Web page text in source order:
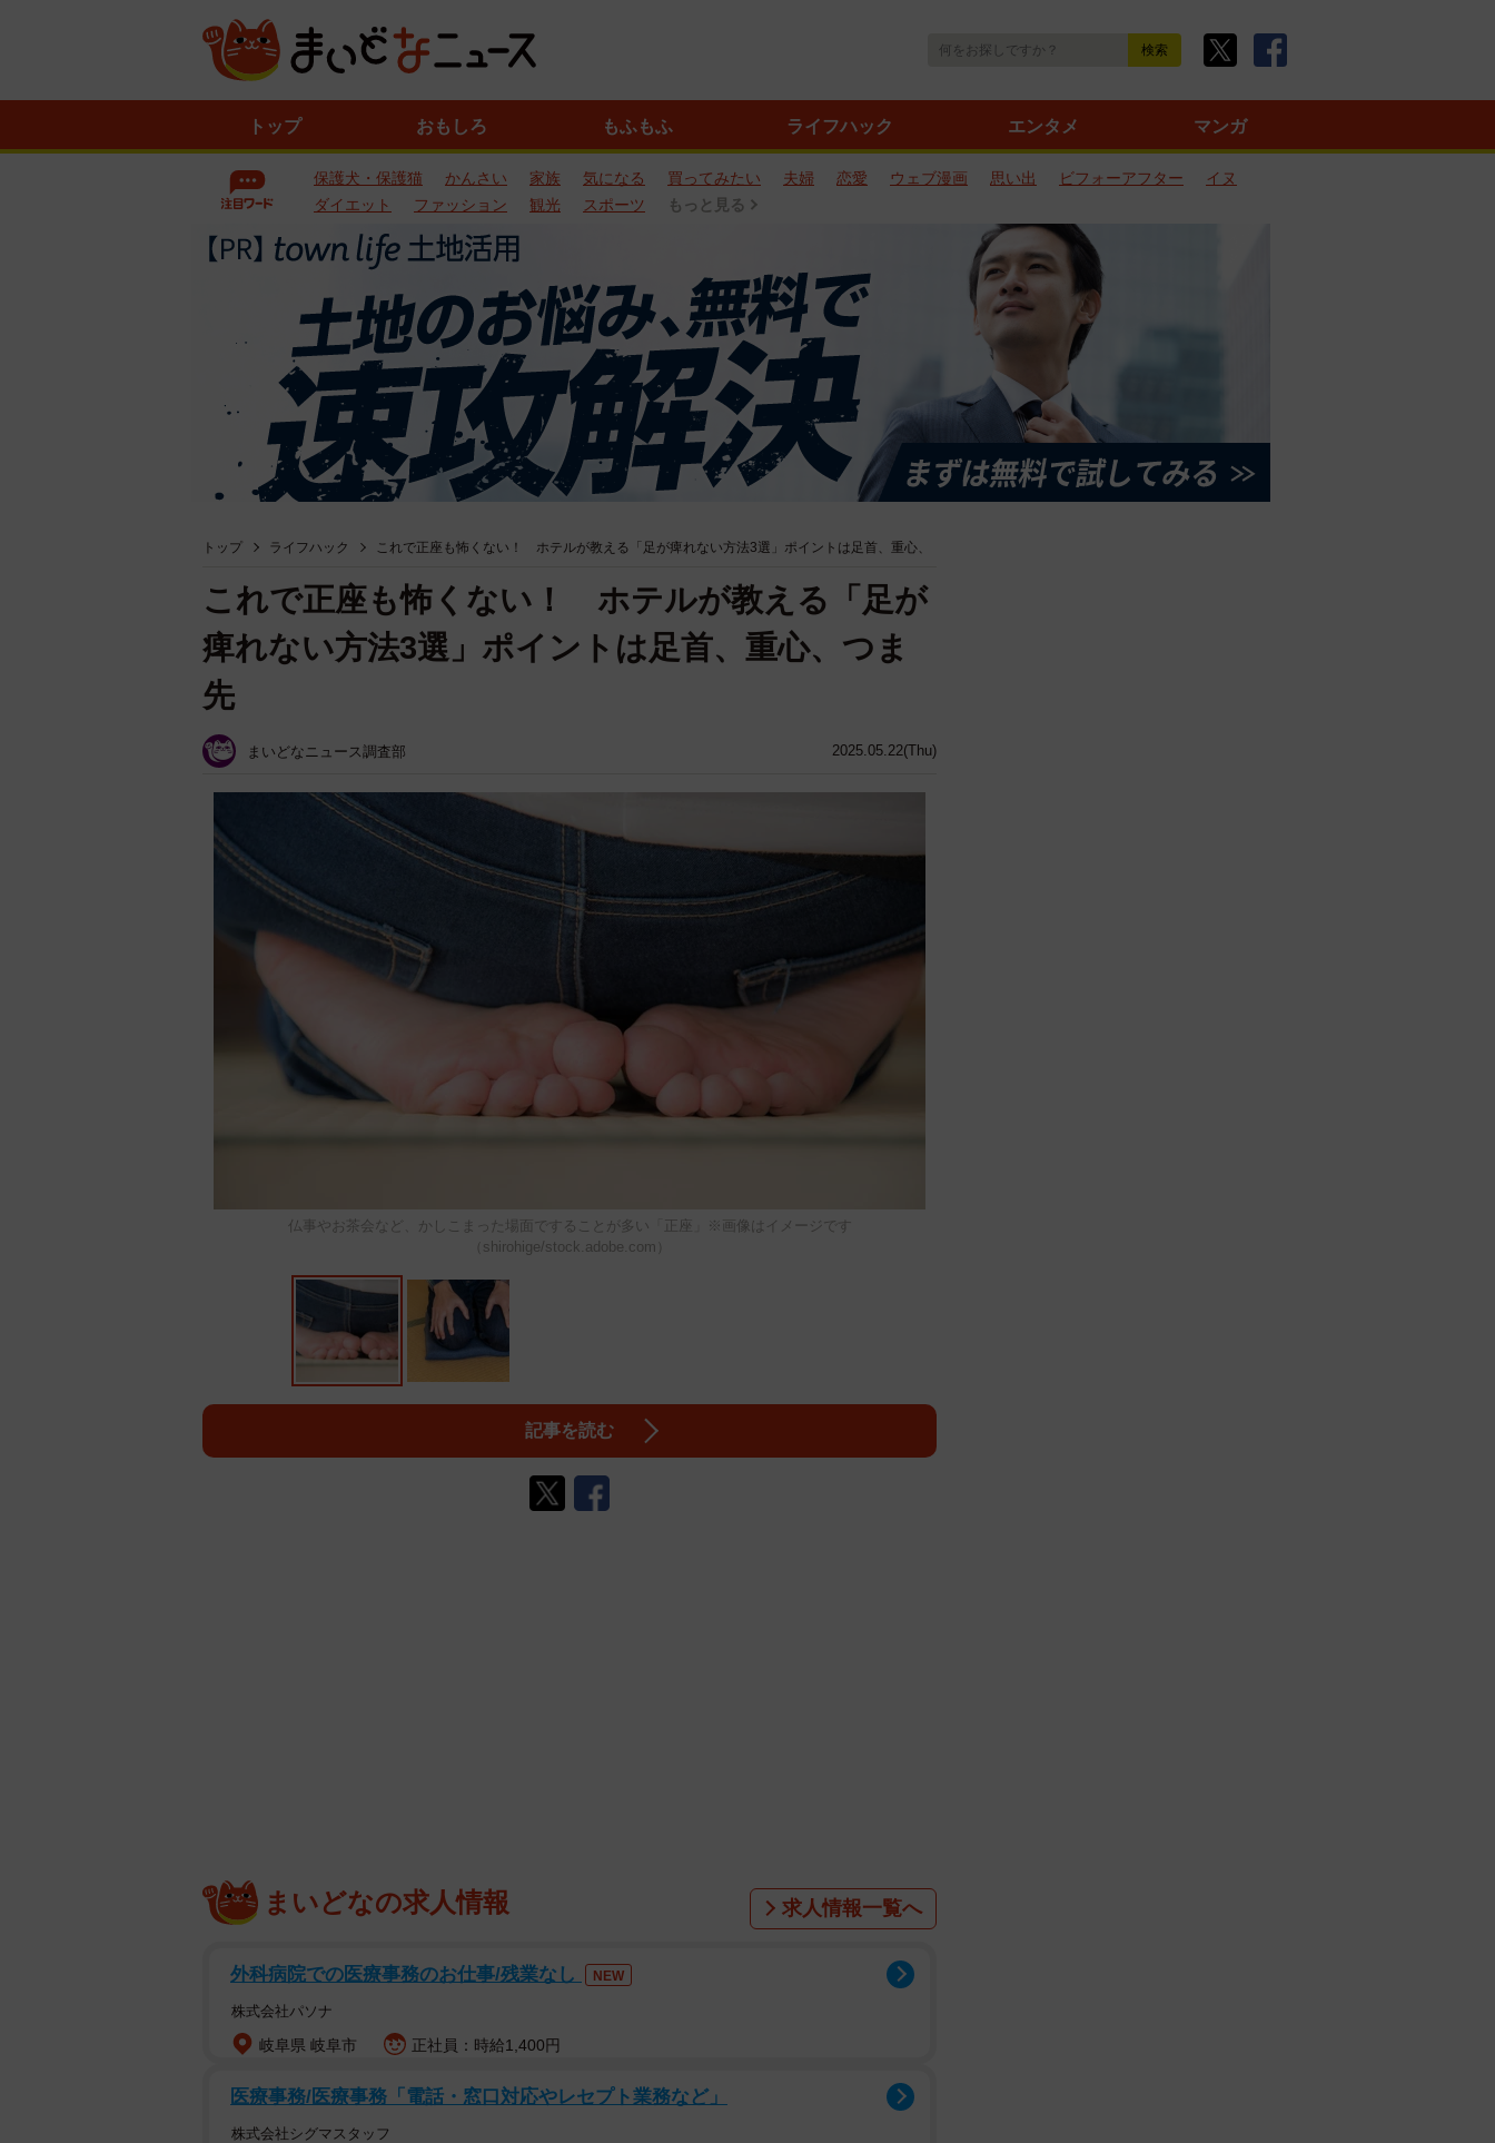
トップ おもしろ もふもふ ライフハック エンタメ マンガ
保護犬・保護猫 かんさい 家族 気になる 買ってみたい 夫婦 恋愛 ウェブ漫画 思い出 ビフォーアフター
イヌ
ダイエット
ファッション 観光 スポーツ もっと見る
トップ ライフハック これで正座も怖くない！ ホテルが教える「足が痺れない方法3選」ポイントは足首、重心、
2025.05.22(Thu)
これで正座も怖くない！ ホテルが教える「足が
痺れない方法3選」ポイントは足首、重心、つま
先
まいどなニュース調査部
仏事やお茶会など、かしこまった場面ですることが多い「正座」※画像はイメージです
（shirohige/stock.adobe.com）
記事を読む
まいどなの求人情報 求人情報一覧へ
外科病院での医療事務のお仕事/残業なし NEW
株式会社パソナ
岐阜県 岐阜市 正社員：時給1,400円
医療事務/医療事務「電話・窓口対応やレセプト業務など」
株式会社シグマスタッフ